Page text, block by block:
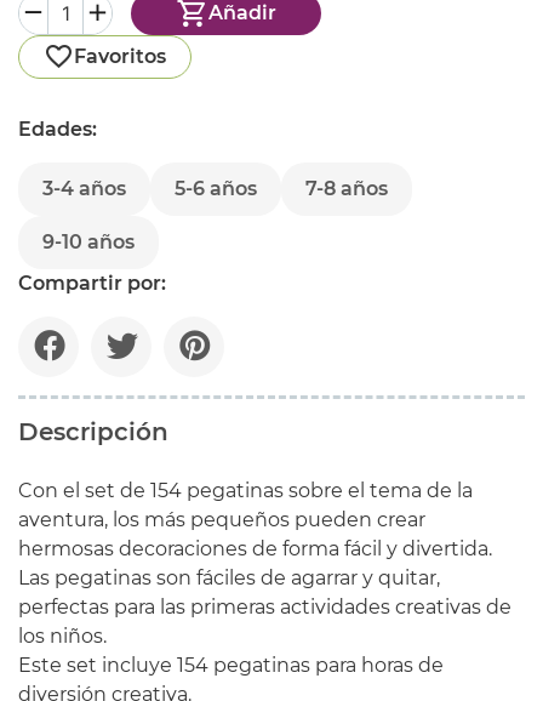
Añadir
Favoritos
Edades:
3-4 años 5-6 años 7-8 años
9-10 años
Compartir por:
Descripción
Con el set de 154 pegatinas sobre el tema de la
aventura, los más pequeños pueden crear
hermosas decoraciones de forma fácil y divertida.
Las pegatinas son fáciles de agarrar y quitar,
perfectas para las primeras actividades creativas de
los niños.
Este set incluye 154 pegatinas para horas de
diversión creativa.